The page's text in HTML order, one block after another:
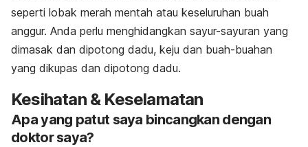
seperti lobak merah mentah atau keseluruhan buah
anggur. Anda perlu menghidangkan sayur-sayuran yang
dimasak dan dipotong dadu, keju dan buah-buahan
yang dikupas dan dipotong dadu.
Kesihatan & Keselamatan
Apa yang patut saya bincangkan dengan
doktor saya?